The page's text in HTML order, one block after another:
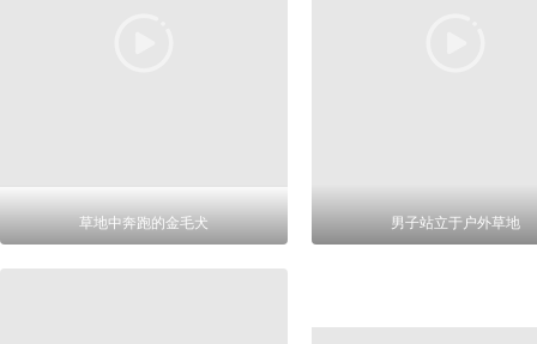
草地中奔跑的金毛犬 男子站立于户外草地